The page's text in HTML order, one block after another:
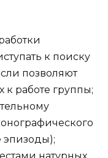
к поиску
позволяют
к работе группы;
эпизоды);